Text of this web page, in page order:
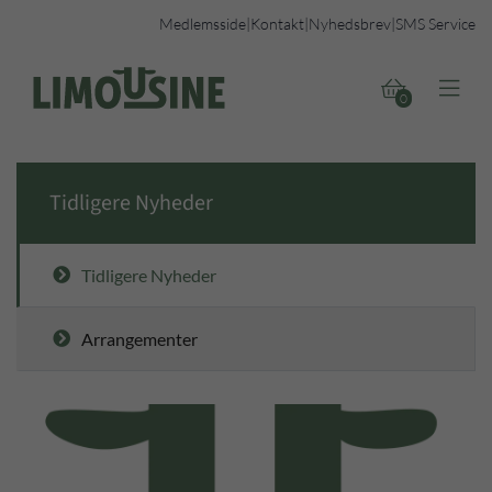
Medlemsside|Kontakt|Nyhedsbrev|SMS Service


0
Tidligere Nyheder
Tidligere Nyheder
Arrangementer